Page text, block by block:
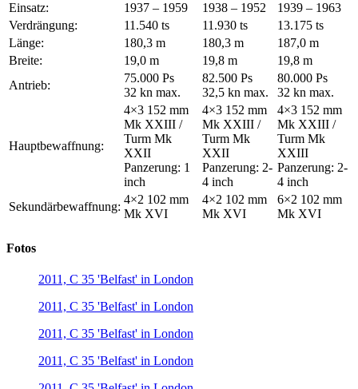
Einsatz:
1937 – 1959 1938 – 1952
1939 – 1963
Verdrängung:
11.540 ts 11.930 ts
13.175 ts
Länge:
180,3 m 180,3 m
187,0 m
Breite:
19,0 m 19,8 m
19,8 m
Antrieb:
75.000 Ps
32 kn max.
82.500 Ps
32,5 kn max.
80.000 Ps
32 kn max.
Hauptbewaffnung:
4×3 152 mm
Mk XXIII /
Turm Mk
XXII
Panzerung: 1
inch
4×3 152 mm
Mk XXIII /
Turm Mk
XXII
Panzerung: 2-
4 inch
4×3 152 mm
Mk XXIII /
Turm Mk
XXIII
Panzerung: 2-
4 inch
Sekundärbewaffnung:
4×2 102 mm
Mk XVI
4×2 102 mm
Mk XVI
6×2 102 mm
Mk XVI
Fotos
2011, C 35 'Belfast' in London
2011, C 35 'Belfast' in London
2011, C 35 'Belfast' in London
2011, C 35 'Belfast' in London